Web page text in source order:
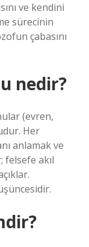
ve kendini
sürecinin
çabasını
nedir?
(evren,
Her
anlamak ve
felsefe akıl